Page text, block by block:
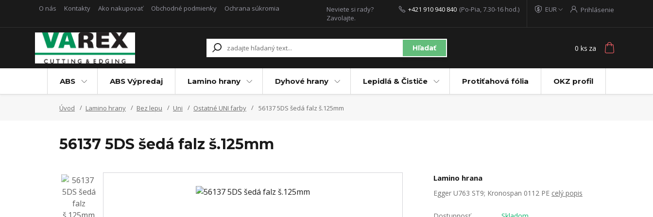
O nás Kontakty Ako nakupovať Obchodné podmienky Ochrana súkromia EUR Prihlásenie
Hľadať
Neviete si rady?
Zavolajte.
+421 910 940 840 (Po-Pia, 7.30-16 hod.)
0 ks za
ABS ABS Výpredaj Lamino hrany Dyhové hrany Lepidlá & Čističe Protiťahová fólia OKZ profil
Úvod Lamino hrany Bez lepu Uni Ostatné UNI farby 56137 5DS šedá falz š.125mm
56137 5DS šedá falz š.125mm
Lamino hrana
Egger U763 ST9; Kronospan 0112 PE celý popis